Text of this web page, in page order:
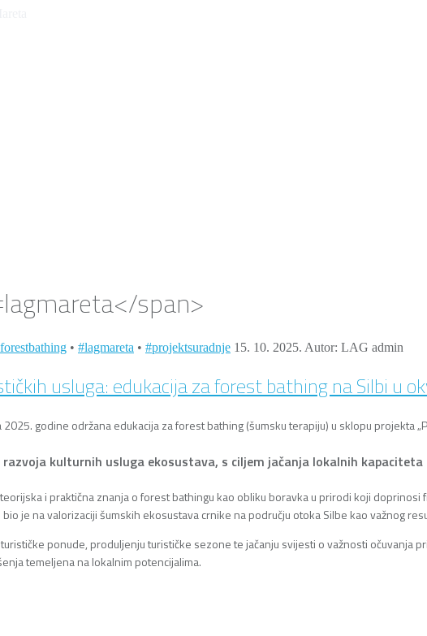
span>
• #lagmareta • #projektsuradnje 15. 10. 2025. Autor: LAG admin
usluga: edukacija za forest bathing na Silbi u
godine održana edukacija za forest bathing (šumsku terapiju) u sklopu projekta
kulturnih usluga ekosustava, s ciljem jačanja lokalnih
i praktična znanja o forest bathingu kao obliku boravka u prirodi koji
je na valorizaciji šumskih ekosustava crnike na području otoka Silbe kao važnog
ponude, produljenju turističke sezone te jačanju svijesti o važnosti očuvanja
temeljena na lokalnim potencijalima.